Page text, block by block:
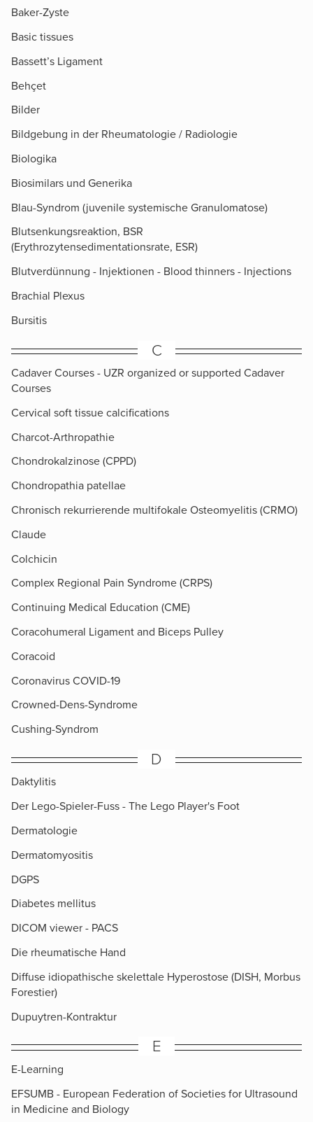
Baker-Zyste
Basic tissues
Bassett’s Ligament
Behçet
Bilder
Bildgebung in der Rheumatologie / Radiologie
Biologika
Biosimilars und Generika
Blau-Syndrom (juvenile systemische Granulomatose)
Blutsenkungsreaktion, BSR
(Erythrozytensedimentationsrate, ESR)
Blutverdünnung - Injektionen - Blood thinners - Injections
Brachial Plexus
Bursitis
C
Cadaver Courses - UZR organized or supported Cadaver
Courses
Cervical soft tissue calcifications
Charcot-Arthropathie
Chondrokalzinose (CPPD)
Chondropathia patellae
Chronisch rekurrierende multifokale Osteomyelitis (CRMO)
Claude
Colchicin
Complex Regional Pain Syndrome (CRPS)
Continuing Medical Education (CME)
Coracohumeral Ligament and Biceps Pulley
Coracoid
Coronavirus COVID-19
Crowned-Dens-Syndrome
Cushing-Syndrom
D
Daktylitis
Der Lego-Spieler-Fuss - The Lego Player's Foot
Dermatologie
Dermatomyositis
DGPS
Diabetes mellitus
DICOM viewer - PACS
Die rheumatische Hand
Diffuse idiopathische skelettale Hyperostose (DISH, Morbus
Forestier)
Dupuytren-Kontraktur
E
E-Learning
EFSUMB - European Federation of Societies for Ultrasound
in Medicine and Biology